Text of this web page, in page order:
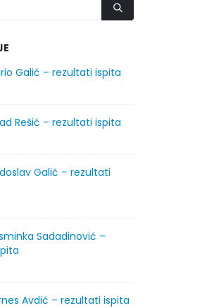
Galić – rezultati ispita
Rešić – rezultati ispita
Galić – rezultati
Sadadinović –
Avdić – rezultati ispita